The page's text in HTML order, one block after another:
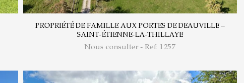
PROPRIÉTÉ DE FAMILLE AUX PORTES DE DEAUVILLE –
SAINT-ÉTIENNE-LA-THILLAYE
Nous consulter - Ref: 1257